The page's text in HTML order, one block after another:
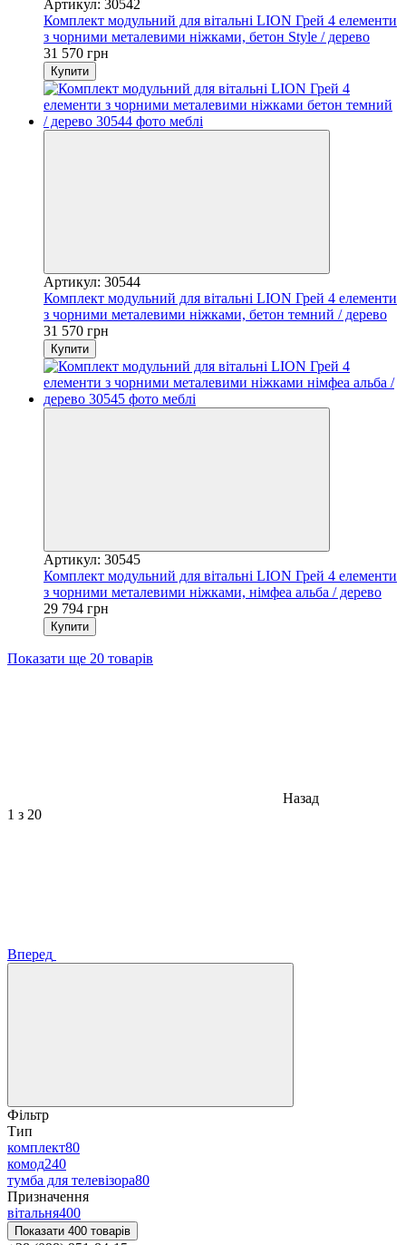
Артикул: 30542
Комплект модульний для вітальні LION Грей 4 елементи
з чорними металевими ніжками, бетон Style / дерево
31 570 грн
Купити
Артикул: 30544
Комплект модульний для вітальні LION Грей 4 елементи
з чорними металевими ніжками, бетон темний / дерево
31 570 грн
Купити
Артикул: 30545
Комплект модульний для вітальні LION Грей 4 елементи
з чорними металевими ніжками, німфеа альба / дерево
29 794 грн
Купити
Показати ще 20 товарів
Назад
1 з 20
Вперед
Фільтр
Тип
комплект80
комод240
тумба для телевізора80
Призначення
вітальня400
Показати 400 товарів